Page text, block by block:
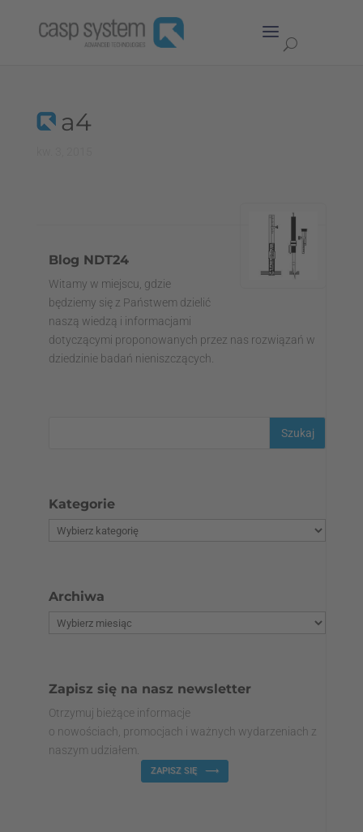
a4
Blog NDT24
Witamy w miejscu, gdzie
będziemy się z Państwem dzielić
naszą wiedzą i informacjami
dotyczącymi proponowanych przez nas rozwiązań w
dziedzinie badań nieniszczących.
Kategorie
Archiwa
Zapisz się na nasz newsletter
Otrzymuj bieżące informacje
o nowościach, promocjach i ważnych wydarzeniach z
naszym udziałem.
ZAPISZ SIĘ